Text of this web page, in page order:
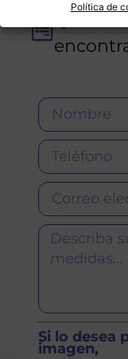
Política de
quieres
Si lo desea
imagen,